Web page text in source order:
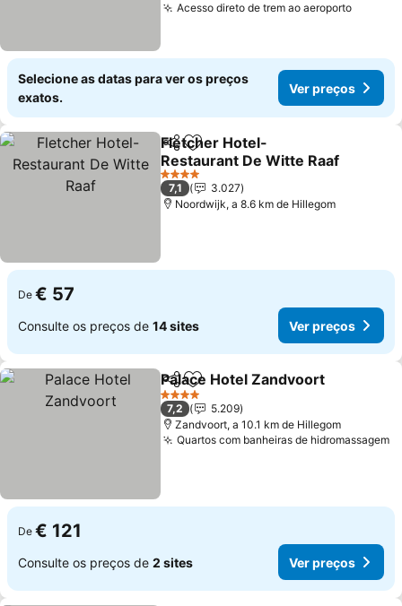
Acesso direto de trem ao aeroporto
Selecione as datas para ver os preços
exatos.
Ver preços
PartilharAdicionar aos favoritos
Fletcher Hotel-
Restaurant De Witte Raaf
4 Estrelas
7,1
3.027
Noordwijk, a 8.6 km de Hillegom
De € 57
Consulte os preços de 14 sites Ver preços
PartilharAdicionar aos favoritos
Palace Hotel Zandvoort
4 Estrelas
7,2
5.209
Zandvoort, a 10.1 km de Hillegom
Quartos com banheiras de hidromassagem
De € 121
Consulte os preços de 2 sites Ver preços